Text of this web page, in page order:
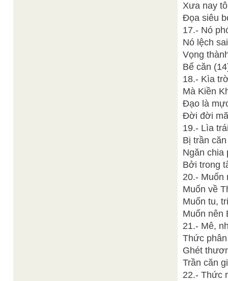
Xưa nay
Đọa siêu
17.- Nó
Nó lệch
Vọng
Bế căn
18.- Kìa
Mà Kiền
Đạo là
Đời đời
19.- Lìa
Bị trần
Ngăn chia
Bởi trong
20.- Muốn
Muốn về
Muốn tu,
Muốn nên
21.- Mê,
Thức
Ghét
Trần căn
22.- Thức